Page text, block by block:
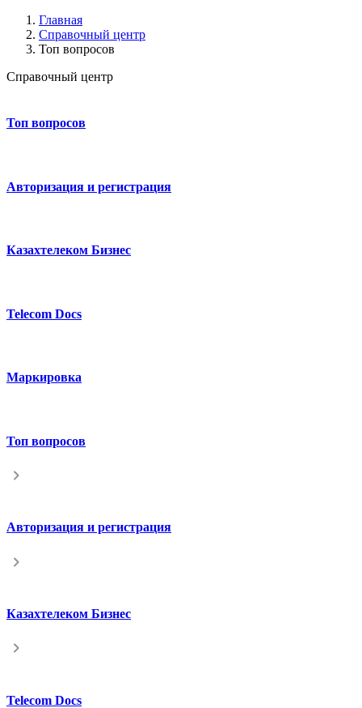
Главная
Справочный центр
Топ вопросов
Справочный центр
Топ вопросов
Авторизация и регистрация
Казахтелеком Бизнес
Telecom Docs
Маркировка
Топ вопросов
Авторизация и регистрация
Казахтелеком Бизнес
Telecom Docs